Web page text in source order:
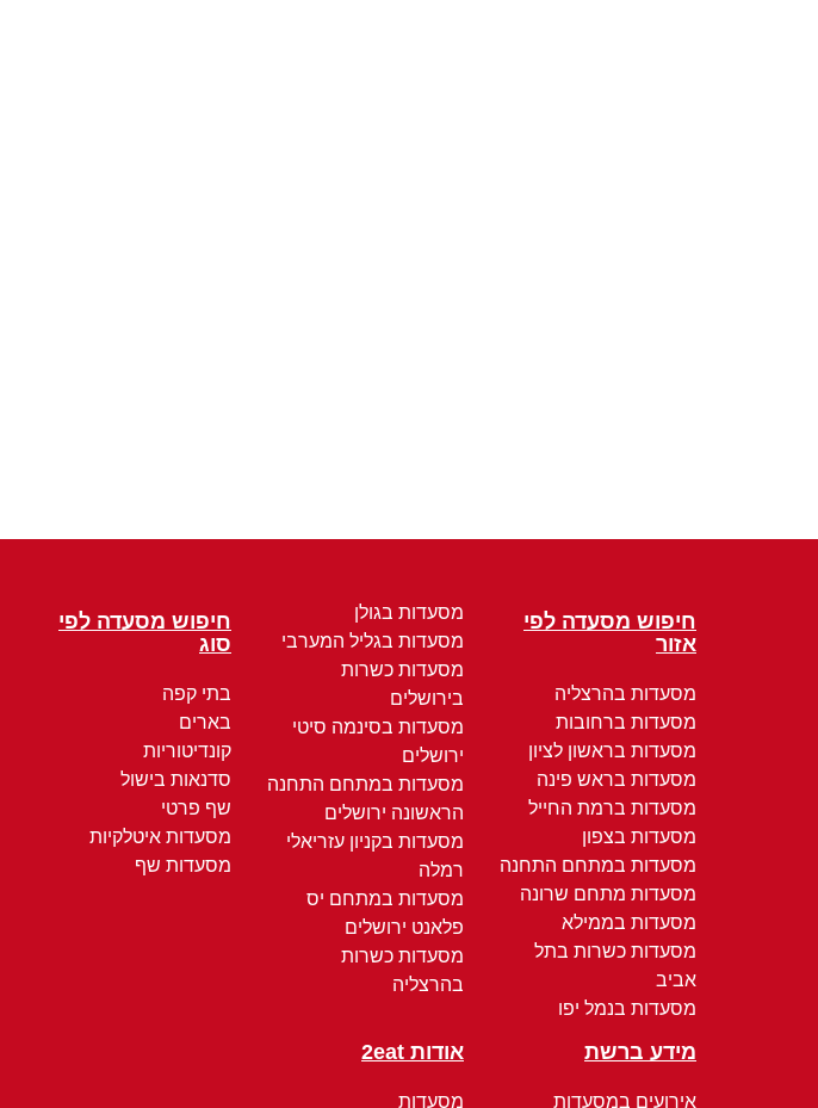
חיפוש מסעדה לפי
אזור
מסעדות בהרצליה
מסעדות ברחובות
מסעדות בראשון לציון
מסעדות בראש פינה
מסעדות ברמת החייל
מסעדות בצפון
מסעדות במתחם התחנה
מסעדות מתחם שרונה
מסעדות בממילא
מסעדות כשרות בתל
אביב
מסעדות בנמל יפו
מסעדות בגולן
מסעדות בגליל המערבי
מסעדות כשרות
בירושלים
מסעדות בסינמה סיטי
ירושלים
מסעדות במתחם התחנה
הראשונה ירושלים
מסעדות בקניון עזריאלי
רמלה
מסעדות במתחם יס
פלאנט ירושלים
מסעדות כשרות
בהרצליה
חיפוש מסעדה לפי
סוג
בתי קפה
בארים
קונדיטוריות
סדנאות בישול
שף פרטי
מסעדות איטלקיות
מסעדות שף
מידע ברשת
אירועים במסעדות
אודות 2eat
מסעדות